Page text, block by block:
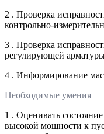
2 . Проверка
контрольно-
3 . Проверка
регулирующей
4 . Информирование
Необходимые умения
1 . Оценивать
высокой мощности к